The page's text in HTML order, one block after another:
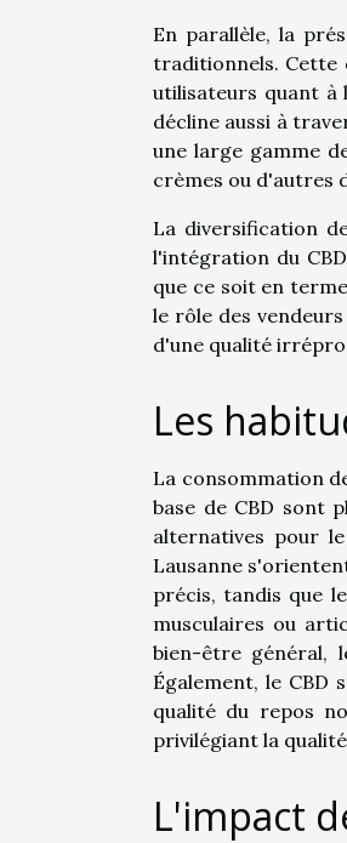
En parallèle, la
traditionnels. Cette
utilisateurs quant à
décline aussi à
une large gamme
crèmes ou d'autres
La diversification
l'intégration du
que ce soit en
le rôle des
d'une qualité
Les
La consommation
base de CBD sont
alternatives pour
Lausanne
précis, tandis que
musculaires ou
bien-être général,
Également, le CBD
qualité du repos
privilégiant la
L'impact